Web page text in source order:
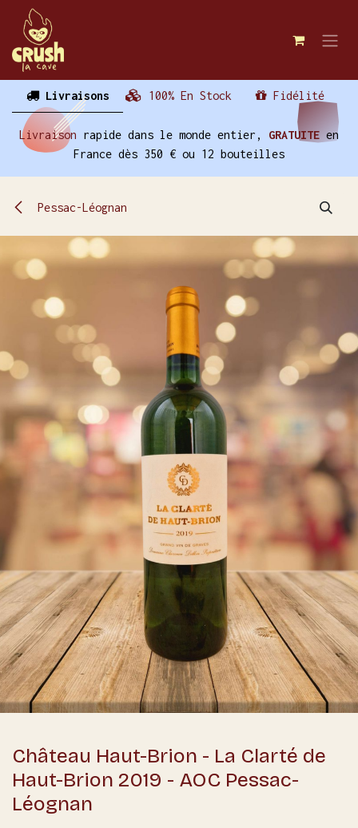
Se rendre au contenu
Livraisons 100% En Stock Fidélité
Livraison rapide dans le monde entier, GRATUITE en
France dès 350 € ou 12 bouteilles
Pessac-Léognan
Château Haut-Brion - La Clarté de
Haut-Brion 2019 - AOC Pessac-
Léognan